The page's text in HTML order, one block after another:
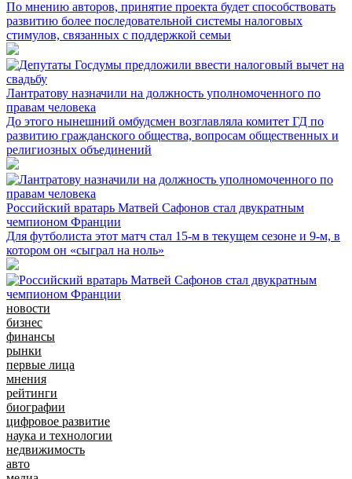
По мнению авторов, принятие проекта будет способствовать
развитию более последовательной системы налоговых
стимулов, связанных с поддержкой семьи
Лантратову назначили на должность уполномоченного по
правам человека
До этого нынешний омбудсмен возглавляла комитет ГД по
развитию гражданского общества, вопросам общественных и
религиозных объединений
Российский вратарь Матвей Сафонов стал двукратным
чемпионом Франции
Для футболиста этот матч стал 15-м в текущем сезоне и 9-м, в
котором он «сыграл на ноль»
новости
бизнес
финансы
рынки
первые лица
мнения
рейтинги
биографии
цифровое развитие
наука и технологии
недвижимость
авто